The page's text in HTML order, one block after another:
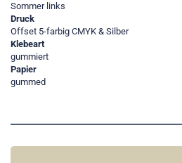
Sommer links
Druck
Offset 5-farbig CMYK & Silber
Klebeart
gummiert
Papier
gummed